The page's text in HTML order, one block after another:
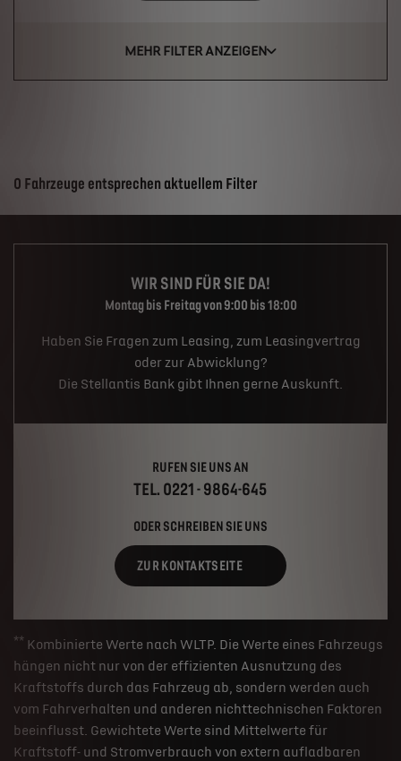
MEHR FILTER ANZEIGEN
Suchergebnisse
0 Fahrzeuge entsprechen aktuellem Filter
WIR SIND FÜR SIE DA!
Montag bis Freitag von 9:00 bis 18:00
Haben Sie Fragen zum Leasing, zum Leasingvertrag
oder zur Abwicklung?
Die Stellantis Bank gibt Ihnen gerne Auskunft.
RUFEN SIE UNS AN
TEL. 0221 - 9864-645
ODER SCHREIBEN SIE UNS
ZUR KONTAKTSEITE
** Kombinierte Werte nach WLTP. Die Werte eines Fahrzeugs
hängen nicht nur von der effizienten Ausnutzung des
Kraftstoffs durch das Fahrzeug ab, sondern werden auch
vom Fahrverhalten und anderen nichttechnischen Faktoren
beeinflusst. Gewichtete Werte sind Mittelwerte für
Kraftstoff- und Stromverbrauch von extern aufladbaren